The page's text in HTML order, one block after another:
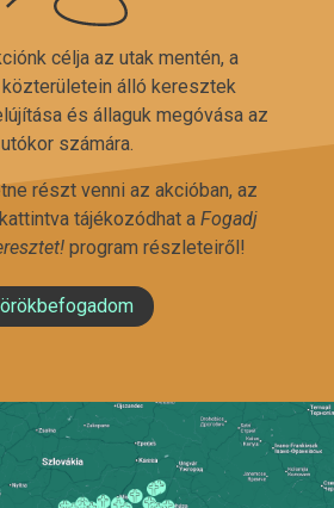
célja az utak mentén, a
álló keresztek
és állaguk megóvása az
utókor számára.
részt venni az akcióban, az
tájékozódhat a Fogadj
program részleteiről!
örökbefogadom